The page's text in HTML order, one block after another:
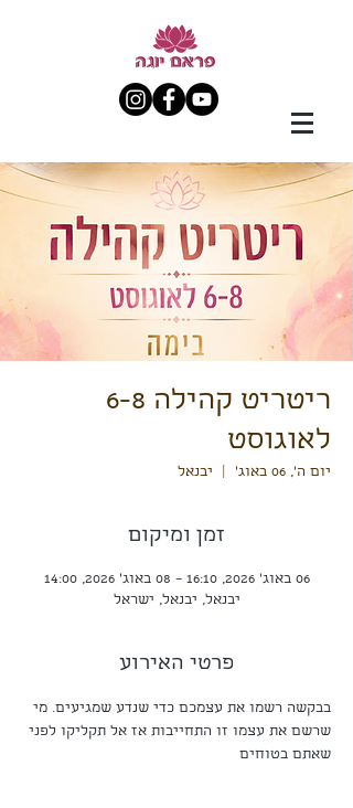
ריטריט קהילה 6-8
לאוגוסט
יום ה׳, 06 באוג׳ יבנאל
זמן ומיקום
06 באוג׳ 2026, 16:10 – 08 באוג׳ 2026, 14:00
יבנאל, יבנאל, ישראל
פרטי האירוע
בבקשה רשמו את עצמכם כדי שנדע שמגיעים. מי
שרשם את עצמו זו התחייבות אז אל תקליקו לפני
שאתם בטוחים